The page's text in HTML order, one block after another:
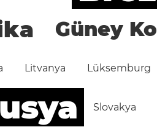
Güney
Litvanya Lüksemburg
Slovakya